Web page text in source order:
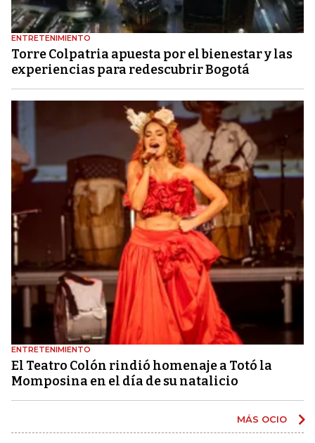
ENTRETENIMIENTO
Torre Colpatria apuesta por el bienestar y las
experiencias para redescubrir Bogotá
ENTRETENIMIENTO
El Teatro Colón rindió homenaje a Totó la
Momposina en el día de su natalicio
MÁS OCIO